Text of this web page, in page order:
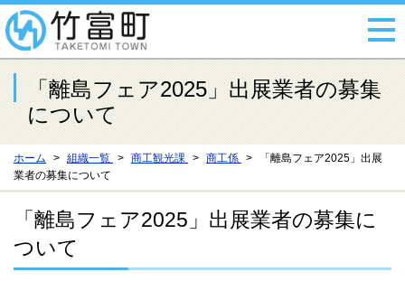
「離島フェア2025」出展業者の募集
について
ホーム 組織一覧 商工観光課 商工係
「離島フェア2025」出展
業者の募集について
「離島フェア2025」出展業者の募集に
ついて